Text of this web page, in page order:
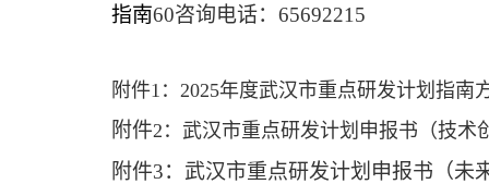
指南60咨询电话：65692215
附件1：2025年度武汉市重点研发计划指南
附件2：武汉市重点研发计划申报书（技术
附件3：武汉市重点研发计划申报书（未